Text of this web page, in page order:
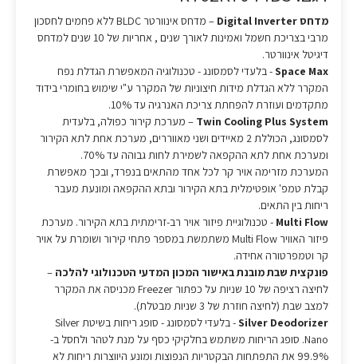
מדחס Digital Inverter
– מדחס אינוורטר BLDC ללא פחמים לחסכון
מרבי בצריכת חשמל ואמינות לאורך שנים , אחריות של 10 שנים למדחס
דיגיטל אינוורטר.
Space Max- בלעדי לסמסונג - טכנולוגיה המאפשרת הגדלת נפח
המקרר ללא הגדלת מידות חיצוניות של המקרר ע"י שימוש בחומרי בידוד
מתקדמים ועוזרת להפחתת צריכת האנרגיה עד 10%.
Twin Cooling Plus System – מערכת קירור כפולה, בלעדית
לסמסונג, הכוללת 2 מאיידים ושני מאווררים, מערכת אחת לתא הקירור
ומערכת אחת לתא ההקפאה לשמירת לחות גבוהה עד 70%.
המערכת מזרימה אויר קר לכל אחד מהתאים בנפרד, ובכך מאפשרת
קבלת טמפ' אופטימלית בתא הקירור ובתא ההקפאה ומונעת מעבר
ריחות בין התאים.
Multi Flow - טכנולוגיית פיזור אויר רב-זרימתית בתא הקירור. מערכת
פיזור האוויר Multi Flow משתמשת במספר פתחי קירור ושומרת על אויר
קר וטמפרטורה אחידה.
פונקצית שבת מובנת באישור המכון המדעי הטכנולוגי להלכה –
לחיצה רציפה של 10 שניות על כפתור Freezer מכניסה את המקרר
למצב שבת (לחיצה חוזרת של 3 שניות מבטלת).
Silver Deodorizer
- בלעדי לסמסונג - סופג ריחות בשיטת Silver
Nano. סופג הריחות משתמש בחלקיקי כסף על מנת לטהר ולחסל ב-
99.9% את התפתחות הבקטריות הנפוצות ומונע היווצרות ריחות לא